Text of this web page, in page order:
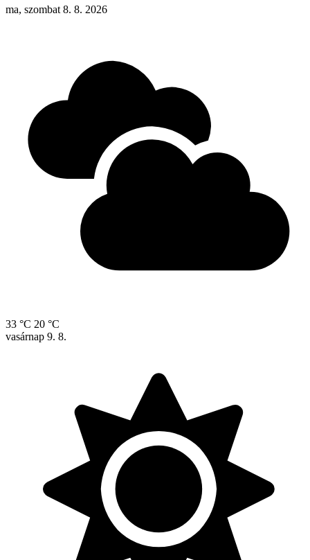
ma, szombat 8. 8. 2026
33 °C 20 °C
vasárnap 9. 8.